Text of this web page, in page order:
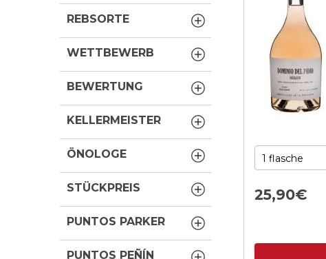
25,90€
REBSORTE
WETTBEWERB
BEWERTUNG
KELLERMEISTER
ÖNOLOGE
STÜCKPREIS
PUNTOS PARKER
PUNTOS PEÑÍN